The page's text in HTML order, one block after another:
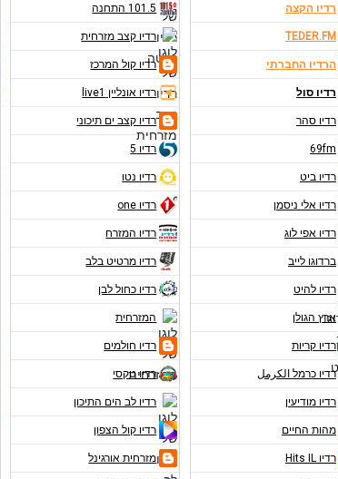
רדיו הקצה
TEDER.FM
הרדיו החברתי
רדיו סול
רדיו סהר
69fm
רדיו ביט
רדיו אלי ניסמן
רדיו אפי לוג
ברדוגו לייב
רדיו להיט
ארץ הגולן
רדיו קריות
רדיו כרמל الكرمل
רדיו מודיעין
מהות החיים
רדיו Hits IL
101.5 התחנה
רדיו קצב מזרחית
רדיו קול המרכז
רדיו אונליין live1
רדיו קצב ים תיכוני
רדיו 5
רדיו נטו
רדיו one
רדיו המזרח
רדיו מרטיט בלב
רדיו כחול לבן
המזרחית
רדיו חולמים
רדיו טקסי
רדיו לב הים התיכון
רדיו קול הצפון
מזרחית אורגינל